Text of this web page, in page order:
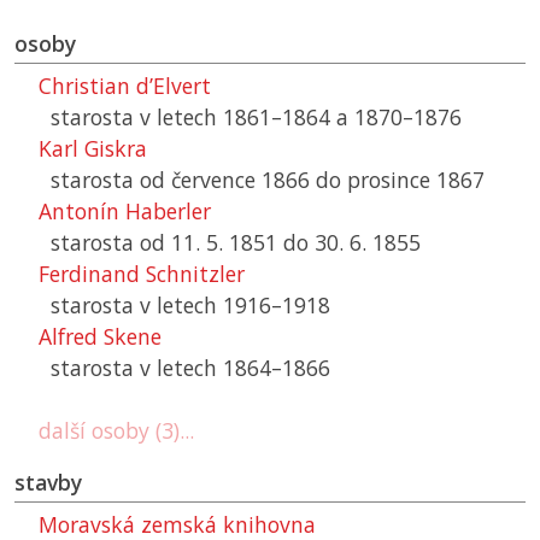
osoby
Christian d’Elvert
starosta v letech 1861–1864 a 1870–1876
Karl Giskra
starosta od července 1866 do prosince 1867
Antonín Haberler
starosta od 11. 5. 1851 do 30. 6. 1855
Ferdinand Schnitzler
starosta v letech 1916–1918
Alfred Skene
starosta v letech 1864–1866
další osoby (3)...
stavby
Moravská zemská knihovna